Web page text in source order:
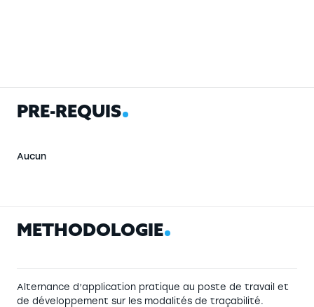
PRÉ-REQUIS
Aucun
MÉTHODOLOGIE
Alternance d’application pratique au poste de travail et
de développement sur les modalités de traçabilité.